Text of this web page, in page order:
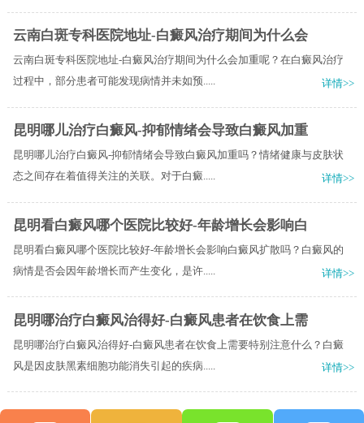
云南白斑专科医院地址-白癜风治疗期间为什么会
云南白斑专科医院地址-白癜风治疗期间为什么会加重呢？在白癜风治疗
过程中，部分患者可能发现病情并未如预.....
详情>>
昆明哪儿治疗白癜风-抑郁情绪会导致白癜风加重
昆明哪儿治疗白癜风-抑郁情绪会导致白癜风加重吗？情绪健康与皮肤状
态之间存在着值得关注的关联。对于白癜.....
详情>>
昆明看白癜风哪个医院比较好-年龄增长会影响白
昆明看白癜风哪个医院比较好-年龄增长会影响白癜风扩散吗？白癜风的
病情是否会因年龄增长而产生变化，是许.....
详情>>
昆明哪治疗白癜风治得好-白癜风患者在饮食上需
昆明哪治疗白癜风治得好-白癜风患者在饮食上需要特别注意什么？白癜
风是因皮肤黑素细胞功能消失引起的疾病.....
详情>>